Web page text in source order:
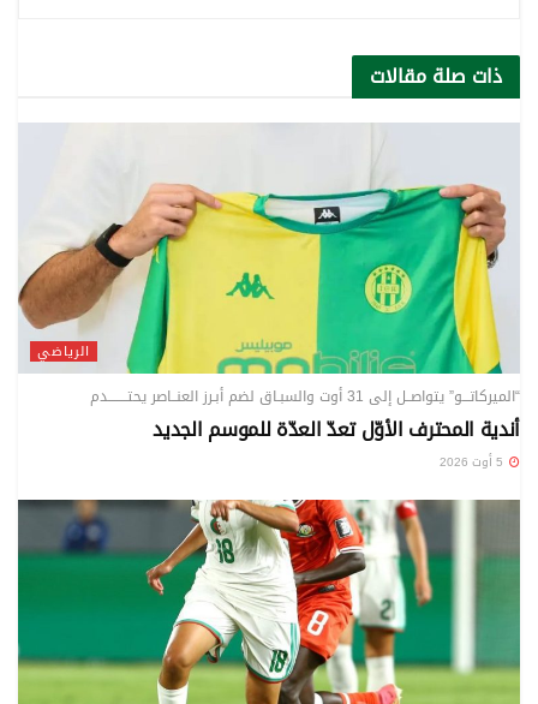
ذات صلةمقالات
الرياضي
“الميركاتـــو” يتواصــل إلى 31 أوت والسبـاق لضم أبـرز العنــاصر يحتــــــــدم
أندية المحترف الأوّل تعدّ العدّة للموسم الجديد